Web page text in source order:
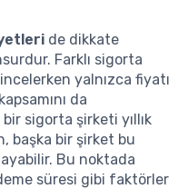
de dikkate
Farklı sigorta
yalnızca fiyatı
da
sigorta şirketi yıllık
başka bir şirket bu
Bu noktada
süresi gibi faktörler